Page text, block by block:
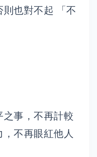
也對不起 「不
事，不再計較
不再眼紅他人